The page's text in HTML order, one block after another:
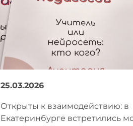
25.03.2026
Открыты к взаимодействию: в
Екатеринбурге встретились